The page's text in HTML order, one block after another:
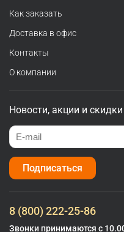
Как заказать
Доставка в офис
Контакты
О компании
Новости, акции и скидки
Подписаться
8 (800) 222-25-86
Звонки принимаются с